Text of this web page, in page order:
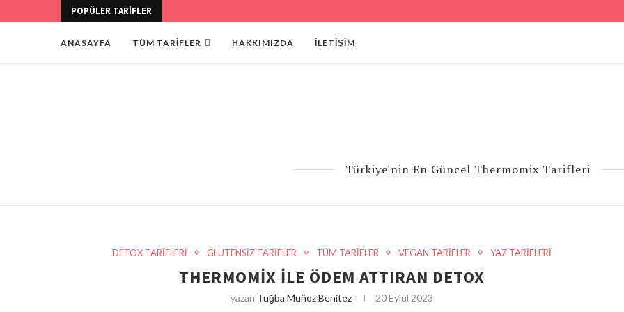
POPÜLER TARIFLER
ANASAYFA TÜM TARİFLER HAKKIMIZDA İLETIŞIM
Türkiye'nin En Güncel Thermomix Tarifleri
DETOX TARİFLERİ GLUTENSİZ TARİFLER TÜM TARİFLER VEGAN TARİFLER YAZ TARİFLERİ
THERMOMİX İLE ÖDEM ATTIRAN DETOX
yazan Tuğba Muñoz Benitez 20 Eylül 2023